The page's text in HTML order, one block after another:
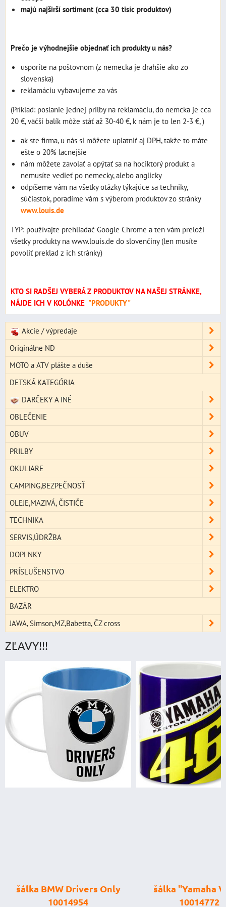
majú najširší sortiment (cca 30 tisíc produktov)
Prečo je výhodnejšie objednať ich produkty u nás?
usporíte na poštovnom (z nemecka je drahšie ako zo
slovenska)
reklamáciu vybavujeme za vás
(Príklad: poslanie jednej prilby na reklamáciu, do nemcka je cca
20 €, väčší balík môže stáť až 30-40 €, k nám je to len 2-3 €, )
ak ste firma, u nás si môžete uplatniť aj DPH, takže to máte
ešte o 20% lacnejšie
nám môžete zavolať a opýtať sa na hociktorý produkt a
nemusíte vedieť po nemecky, alebo anglicky
odpíšeme vám na všetky otázky týkajúce sa techniky,
súčiastok, poradíme vám s výberom produktov zo stránky
www.louis.de
TYP: používajte prehliadač Google Chrome a ten vám preloží
všetky produkty na www.louis.de do slovenčiny (len musíte
povoliť preklad z ich stránky)
KTO SI RADŠEJ VYBERÁ Z PRODUKTOV NA NAŠEJ STRÁNKE,
NÁJDE ICH V KOLÓNKE "PRODUKTY"
Akcie / výpredaje
Originálne ND
MOTO a ATV plášte a duše
DETSKÁ KATEGÓRIA
DARČEKY A INÉ
OBLEČENIE
OBUV
PRILBY
OKULIARE
CAMPING,BEZPEČNOSŤ
OLEJE,MAZIVÁ, ČISTIČE
TECHNIKA
SERVIS,ÚDRŽBA
DOPLNKY
PRÍSLUŠENSTVO
ELEKTRO
BAZÁR
JAWA, Simson,MZ,Babetta, ČZ cross
ZĽAVY!!!
šálka "Yamaha VR46"
10014772
štartovací
digitálnym